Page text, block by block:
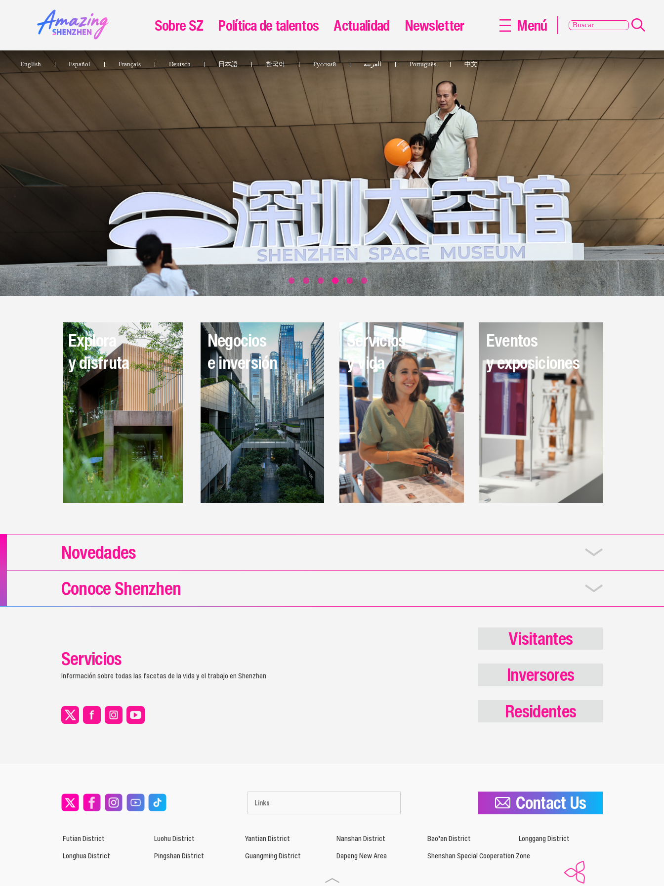
English Español Français Deutsch 日本語 한국어 Pусский العربية Português 中文
Explora
y disfruta
Negocios
e inversión
Servicios
y vida
Eventos
y exposiciones
Novedades
Conoce Shenzhen
Servicios
Información sobre todas las facetas de la vida y el trabajo en Shenzhen
Visitantes
Inversores
Residentes
Sobre SZ Política de talentos Actualidad Newsletter Menú
Links Contact Us
Futian District Luohu District Yantian District Nanshan District Bao’an District
Longgang District
Longhua District
Pingshan District Guangming District Dapeng New Area Shenshan Special Cooperation Zone